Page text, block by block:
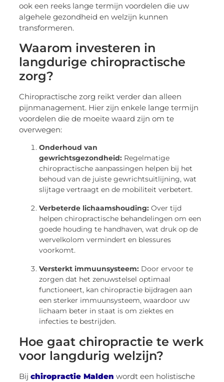
ook een reeks lange termijn voordelen die uw
algehele gezondheid en welzijn kunnen
transformeren.
Waarom investeren in
langdurige chiropractische
zorg?
Chiropractische zorg reikt verder dan alleen
pijnmanagement. Hier zijn enkele lange termijn
voordelen die de moeite waard zijn om te
overwegen:
Onderhoud van
gewrichtsgezondheid: Regelmatige
chiropractische aanpassingen helpen bij het
behoud van de juiste gewrichtsuitlijning, wat
slijtage vertraagt en de mobiliteit verbetert.
Verbeterde lichaamshouding: Over tijd
helpen chiropractische behandelingen om een
goede houding te handhaven, wat druk op de
wervelkolom vermindert en blessures
voorkomt.
Versterkt immuunsysteem: Door ervoor te
zorgen dat het zenuwstelsel optimaal
functioneert, kan chiropractie bijdragen aan
een sterker immuunsysteem, waardoor uw
lichaam beter in staat is om ziektes en
infecties te bestrijden.
Hoe gaat chiropractie te werk
voor langdurig welzijn?
Bijchiropractie Malden wordt een holistische